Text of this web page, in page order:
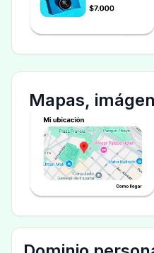
Mapas,